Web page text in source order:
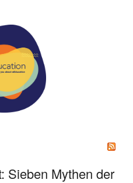
Sieben Mythen der